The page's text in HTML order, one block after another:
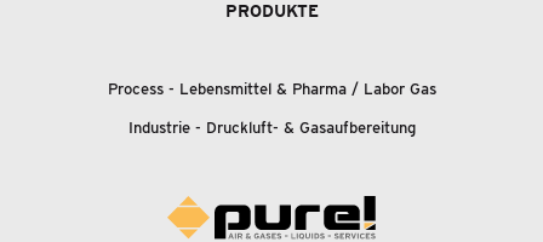
PRODUKTE
Process - Lebensmittel &Pharma / Labor Gas
Industrie - Druckluft- &Gasaufbereitung